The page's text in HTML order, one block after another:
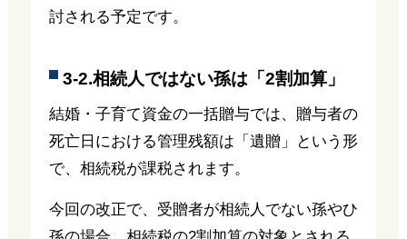
討される予定です。
3-2.相続人ではない孫は「2割加算」
結婚・子育て資金の一括贈与では、贈与者の
死亡日における管理残額は「遺贈」という形
で、相続税が課税されます。
今回の改正で、受贈者が相続人でない孫やひ